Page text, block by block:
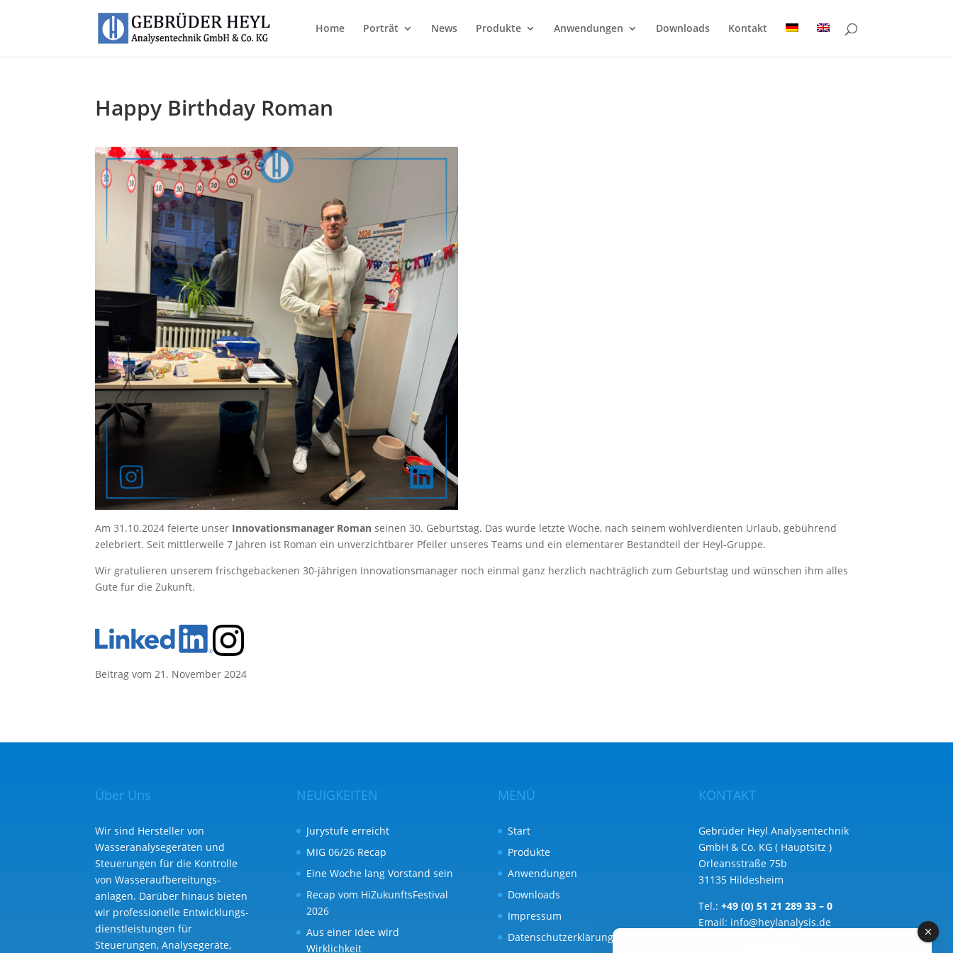
Home Porträt News Produkte Anwendungen Downloads Kontakt
Happy Birthday Roman
Am 31.10.2024 feierte unser Innovationsmanager Romanseinen 30. Geburtstag. Das wurde letzte Woche, nach seinem wohlverdienten Urlaub, gebührend
zelebriert. Seit mittlerweile 7 Jahren ist Roman ein unverzichtbarer Pfeiler unseres Teams und ein elementarer Bestandteil der Heyl-Gruppe.
Wir gratulieren unserem frischgebackenen 30-jährigen Innovationsmanager noch einmal ganz herzlich nachträglich zum Geburtstag und wünschen ihm alles
Gute für die Zukunft.
Beitrag vom 21. November 2024
Über Uns
Wir sind Hersteller von
Wasseranalysegeräten und
Steuerungen für die Kontrolle
von Wasser­aufbereitungs­
anlagen. Darüber hinaus bieten
wir professionelle Entwicklungs­
dienst­leistungen für
Steuerungen, Analysegeräte,
NEUIGKEITEN
Jurystufe erreicht
MIG 06/26 Recap
Eine Woche lang Vorstand sein
Recap vom HiZukunftsFestival
2026
Aus einer Idee wird
Wirklichkeit
MENÜ
Start
Produkte
Anwendungen
Downloads
Impressum
Datenschutzerklärung
KONTAKT
Gebrüder Heyl Analysentechnik
GmbH & Co. KG ( Hauptsitz )
Orleansstraße 75b
31135 Hildesheim
Tel.:+49 (0) 51 21 289 33 – 0
Email: info@heylanalysis.de